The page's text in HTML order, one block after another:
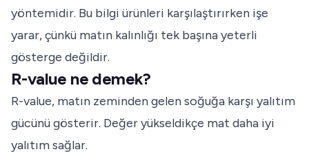
yöntemidir. Bu bilgi ürünleri karşılaştırırken işe
yarar, çünkü matın kalınlığı tek başına yeterli
gösterge değildir.
R-value ne demek?
R-value, matın zeminden gelen soğuğa karşı yalıtım
gücünü gösterir. Değer yükseldikçe mat daha iyi
yalıtım sağlar.